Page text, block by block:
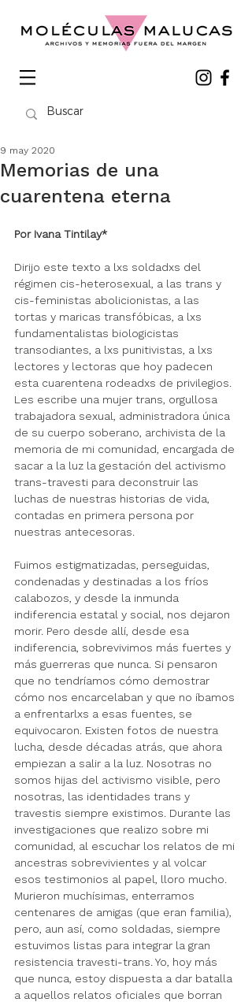
Memorias de una
cuarentena eterna
9 may 2020
Por Ivana Tintilay*
Dirijo este texto a lxs soldadxs del
régimen cis-heterosexual, a las trans y
cis-feministas abolicionistas, a las
tortas y maricas transfóbicas, a lxs
fundamentalistas biologicistas
transodiantes, a lxs punitivistas, a lxs
lectores y lectoras que hoy padecen
esta cuarentena rodeadxs de privilegios.
Les escribe una mujer trans, orgullosa
trabajadora sexual, administradora única
de su cuerpo soberano, archivista de la
memoria de mi comunidad, encargada de
sacar a la luz la gestación del activismo
trans-travesti para deconstruir las
luchas de nuestras historias de vida,
contadas en primera persona por
nuestras antecesoras.
Fuimos estigmatizadas, perseguidas,
condenadas y destinadas a los fríos
calabozos, y desde la inmunda
indiferencia estatal y social, nos dejaron
morir. Pero desde allí, desde esa
indiferencia, sobrevivimos más fuertes y
más guerreras que nunca. Si pensaron
que no tendríamos cómo demostrar
cómo nos encarcelaban y que no íbamos
a enfrentarlxs a esas fuentes, se
equivocaron. Existen fotos de nuestra
lucha, desde décadas atrás, que ahora
empiezan a salir a la luz. Nosotras no
somos hijas del activismo visible, pero
nosotras, las identidades trans y
travestis siempre existimos. Durante las
investigaciones que realizo sobre mi
comunidad, al escuchar los relatos de mi
ancestras sobrevivientes y al volcar
esos testimonios al papel, lloro mucho.
Murieron muchísimas, enterramos
centenares de amigas (que eran familia),
pero, aun así, como soldadas, siempre
estuvimos listas para integrar la gran
resistencia travesti-trans. Yo, hoy más
que nunca, estoy dispuesta a dar batalla
a aquellos relatos oficiales que borran